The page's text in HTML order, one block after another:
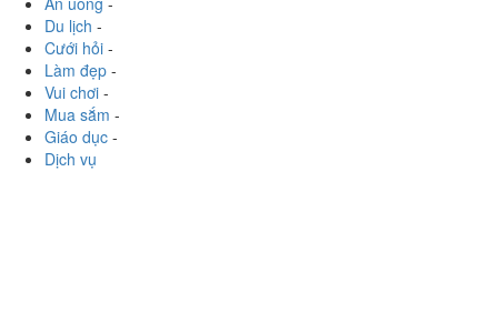
Ăn uống
Du lịch-
Cưới hỏi-
Làm đẹp-
Vui chơi-
Mua sắm -
Giáo dục